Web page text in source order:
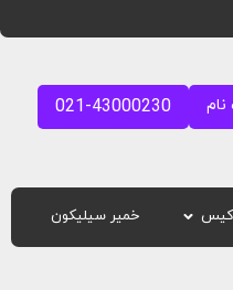
021-43000230
خمیر سیلیکون